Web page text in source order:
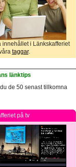
innehållet i Länkskafferiet
taggar.
länktips
de 50 senast tillkomna
på tv